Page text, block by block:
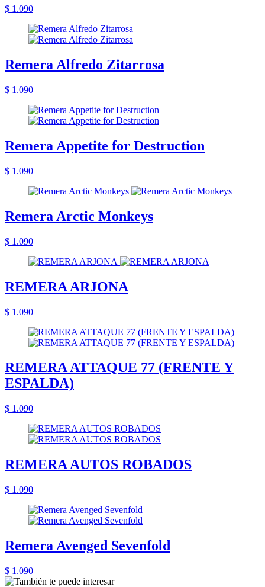
$ 1.090
Remera Alfredo Zitarrosa
$ 1.090
Remera Appetite for Destruction
$ 1.090
Remera Arctic Monkeys
$ 1.090
REMERA ARJONA
$ 1.090
REMERA ATTAQUE 77 (FRENTE Y
ESPALDA)
$ 1.090
REMERA AUTOS ROBADOS
$ 1.090
Remera Avenged Sevenfold
$ 1.090